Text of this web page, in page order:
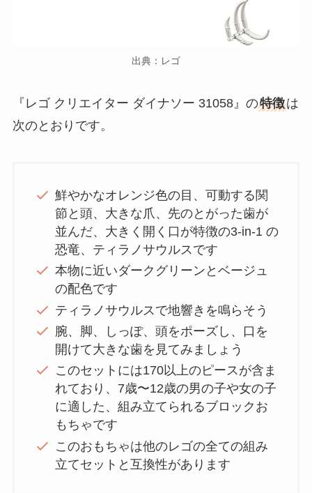
出典：レゴ
『レゴ クリエイター ダイナソー 31058』の特徴は
次のとおりです。
鮮やかなオレンジ色の目、可動する関
節と頭、大きな爪、先のとがった歯が
並んだ、大きく開く口が特徴の3-in-1 の
恐竜、ティラノサウルスです
本物に近いダークグリーンとベージュ
の配色です
ティラノサウルスで地響きを鳴らそう
腕、脚、しっぽ、頭をポーズし、口を
開けて大きな歯を見てみましょう
このセットには170以上のピースが含ま
れており、7歳〜12歳の男の子や女の子
に適した、組み立てられるブロックお
もちゃです
このおもちゃは他のレゴの全ての組み
立てセットと互換性があります